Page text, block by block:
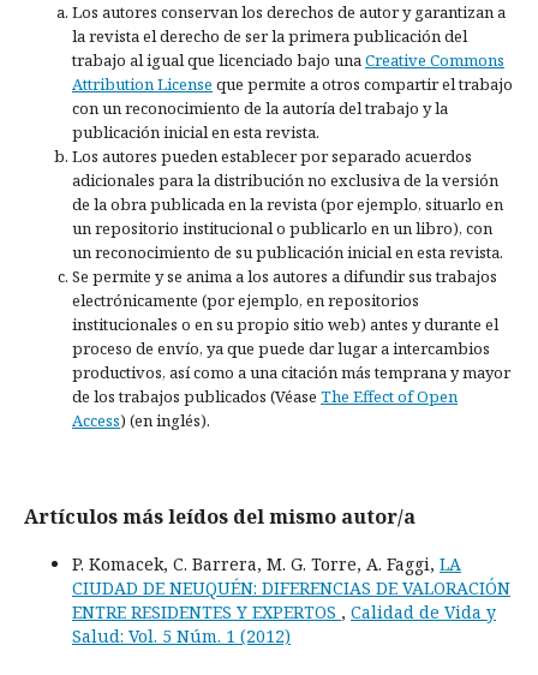
Los autores conservan los derechos de autor y garantizan a
la revista el derecho de ser la primera publicación del
trabajo al igual que licenciado bajo unaCreative Commons
Attribution License que permite a otros compartir el trabajo
con un reconocimiento de la autoría del trabajo y la
publicación inicial en esta revista.
Los autores pueden establecer por separado acuerdos
adicionales para la distribución no exclusiva de la versión
de la obra publicada en la revista (por ejemplo, situarlo en
un repositorio institucional o publicarlo en un libro), con
un reconocimiento de su publicación inicial en esta revista.
Se permite y se anima a los autores a difundir sus trabajos
electrónicamente (por ejemplo, en repositorios
institucionales o en su propio sitio web) antes y durante el
proceso de envío, ya que puede dar lugar a intercambios
productivos, así como a una citación más temprana y mayor
de los trabajos publicados (Véase The Effect of Open
Access) (en inglés).
Artículos más leídos del mismo autor/a
P. Komacek, C. Barrera, M. G. Torre, A. Faggi, LA
CIUDAD DE NEUQUÉN: DIFERENCIAS DE VALORACIÓN
ENTRE RESIDENTES Y EXPERTOS , Calidad de Vida y
Salud: Vol. 5 Núm. 1 (2012)